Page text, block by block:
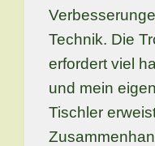
Technik. Die
erfordert viel
und mein
Tischler